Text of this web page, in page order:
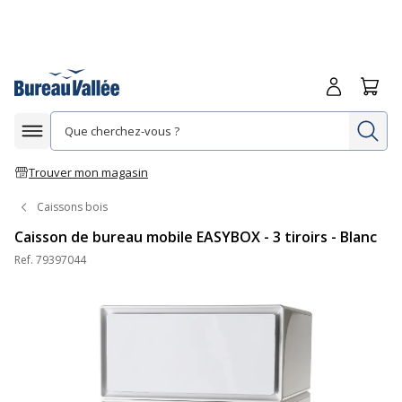
Afficher la navigation
Trouver mon magasin
Me
Caissons bois
Caisson de bureau mobile EASYBOX - 3 tiroirs - Blanc
Ref. 79397044